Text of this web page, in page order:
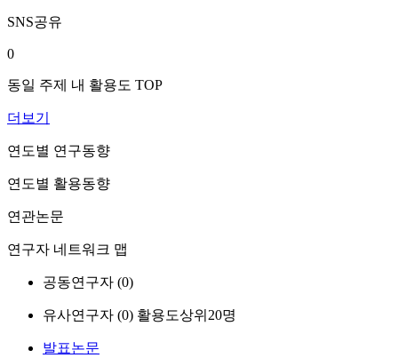
SNS공유
0
동일 주제 내 활용도 TOP
더보기
연도별 연구동향
연도별 활용동향
연관논문
연구자 네트워크 맵
공동연구자 (0)
유사연구자 (0) 활용도상위20명
발표논문